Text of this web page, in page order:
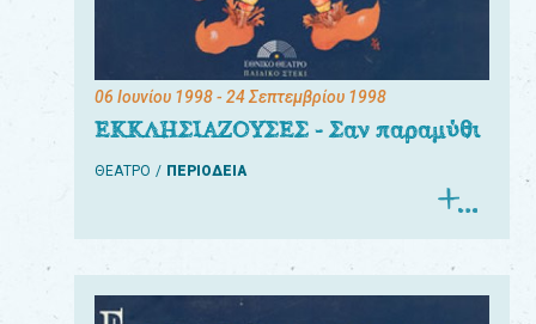
06 Ιουνίου 1998- 24 Σεπτεμβρίου 1998
ΕΚΚΛΗΣΙΑΖΟΥΣΕΣ - Σαν παραμύθι
ΘΕΑΤΡΟ ΠΕΡΙΟΔΕΙΑ